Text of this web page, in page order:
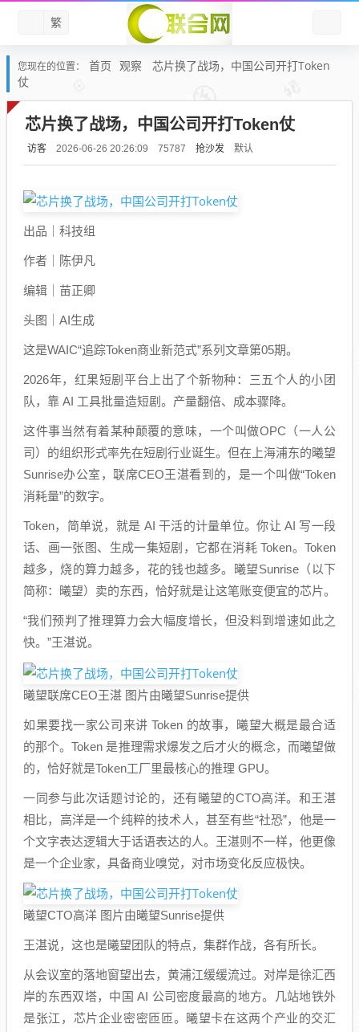
繁
您现在的位置： 首页 观察
芯片换了战场，中国公司开打Token
仗
芯片换了战场，中国公司开打Token仗
访客 2026-06-26 20:26:09 75787 抢沙发 默认
出品｜科技组
作者｜陈伊凡
编辑｜苗正卿
头图｜AI生成
这是WAIC“追踪Token商业新范式”系列文章第05期。
2026年，红果短剧平台上出了个新物种：三五个人的小团
队，靠 AI 工具批量造短剧。产量翻倍、成本骤降。
这件事当然有着某种颠覆的意味，一个叫做OPC（一人公
司）的组织形式率先在短剧行业诞生。但在上海浦东的曦望
Sunrise办公室，联席CEO王湛看到的，是一个叫做“Token
消耗量”的数字。
Token，简单说，就是 AI 干活的计量单位。你让 AI 写一段
话、画一张图、生成一集短剧，它都在消耗 Token。Token
越多，烧的算力越多，花的钱也越多。曦望Sunrise（以下
简称：曦望）卖的东西，恰好就是让这笔账变便宜的芯片。
“我们预判了推理算力会大幅度增长，但没料到增速如此之
快。”王湛说。
曦望联席CEO王湛 图片由曦望Sunrise提供
如果要找一家公司来讲 Token 的故事，曦望大概是最合适
的那个。Token 是推理需求爆发之后才火的概念，而曦望做
的，恰好就是Token工厂里最核心的推理 GPU。
一同参与此次话题讨论的，还有曦望的CTO高洋。和王湛
相比，高洋是一个纯粹的技术人，甚至有些“社恐”，他是一
个文字表达逻辑大于话语表达的人。王湛则不一样，他更像
是一个企业家，具备商业嗅觉，对市场变化反应极快。
曦望CTO高洋 图片由曦望Sunrise提供
王湛说，这也是曦望团队的特点，集群作战，各有所长。
从会议室的落地窗望出去，黄浦江缓缓流过。对岸是徐汇西
岸的东西双塔，中国 AI 公司密度最高的地方。几站地铁外
是张江，芯片企业密密匝匝。曦望卡在这两个产业的交汇